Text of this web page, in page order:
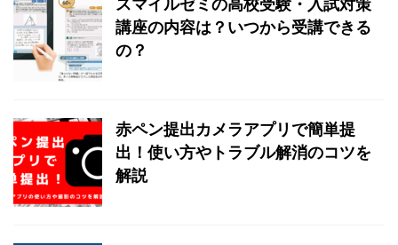
スマイルゼミの高校受験・入試対策
講座の内容は？いつから受講できる
の？
赤ペン提出カメラアプリで簡単提
出！使い方やトラブル解消のコツを
解説